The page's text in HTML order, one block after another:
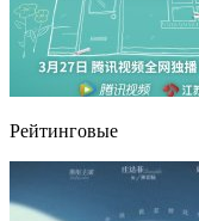
Рейтинговые